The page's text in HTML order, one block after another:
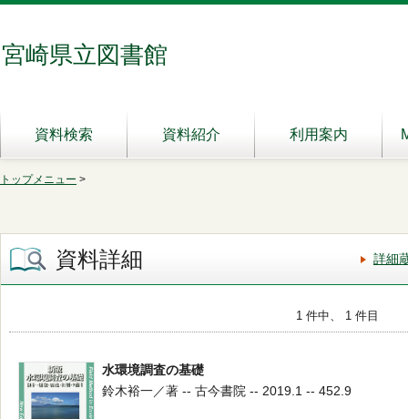
宮崎県立図書館
資料検索 資料紹介 利用案内
トップメニュー >
資料詳細 詳細
1 件中、 1 件目
水環境調査の基礎
鈴木裕一／著 -- 古今書院 -- 2019.1 -- 452.9